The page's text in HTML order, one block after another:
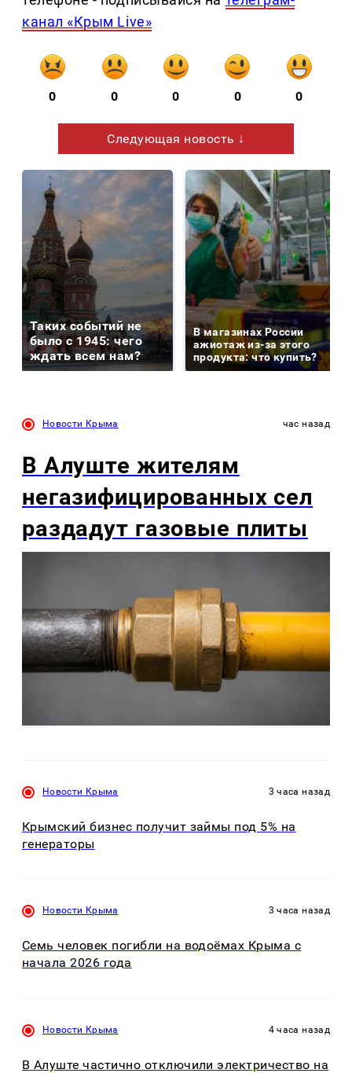
канал «Крым Live»
0 0 0 0 0
Следующая новость ↓
Таких событий не
было с 1945: чего
ждать всем нам?
В магазинах России
ажиотаж из-за этого
продукта: что купить?
Новости Крыма час назад
В Алуште жителям
негазифицированных сел
раздадут газовые плиты
Новости Крыма 3 часа назад
Крымский бизнес получит займы под 5% на
генераторы
Новости Крыма 3 часа назад
Семь человек погибли на водоёмах Крыма с
начала 2026 года
Новости Крыма 4 часа назад
В Алуште частично отключили электричество на